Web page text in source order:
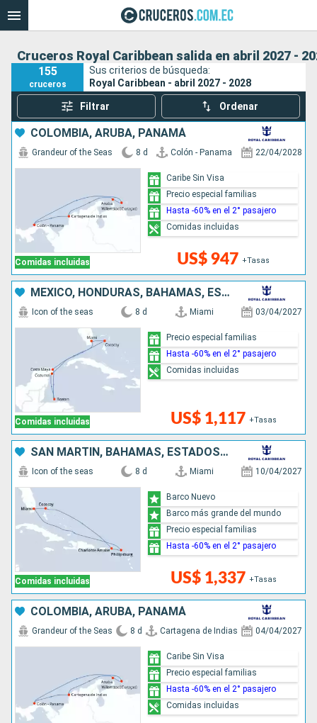
Cruceros Royal Caribbean salida en abril 2027 -
155
cruceros
Sus criterios de búsqueda:
Royal Caribbean - abril 2027 - 2028
Filtrar Ordenar
COLOMBIA, ARUBA, PANAMÁ
Comidas incluidas
Grandeur of the Seas 8 d Colón - Panama 22/04/2028
US$ 947 +Tasas
Caribe Sin Visa
Precio especial familias
Hasta -60% en el 2° pasajero
Comidas incluidas
MÉXICO, HONDURAS, BAHAMAS, ESTADOS UNIDOS
Comidas incluidas
Icon of the seas 8 d Miami 03/04/2027
US$ 1,117 +Tasas
Precio especial familias
Hasta -60% en el 2° pasajero
Comidas incluidas
SAN MARTÍN, BAHAMAS, ESTADOS UNIDOS
Comidas incluidas
Icon of the seas 8 d Miami 10/04/2027
US$ 1,337 +Tasas
Barco Nuevo
Barco más grande del mundo
Precio especial familias
Hasta -60% en el 2° pasajero
COLOMBIA, ARUBA, PANAMÁ
Grandeur of the Seas 8 d Cartagena de Indias 04/04/2027
Caribe Sin Visa
Precio especial familias
Hasta -60% en el 2° pasajero
Comidas incluidas